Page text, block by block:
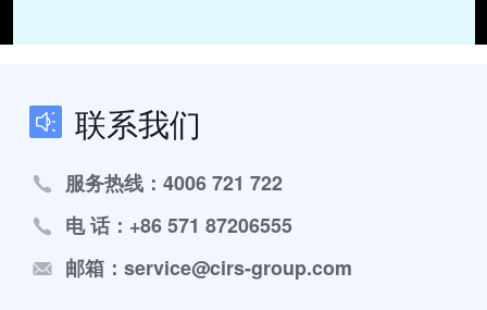
联系我们
服务热线：4006 721 722
电 话：+86 571 87206555
邮箱：service@cirs-group.com